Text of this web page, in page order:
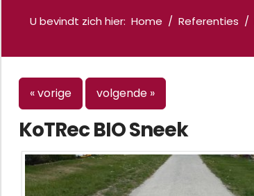
U bevindt zich hier: Home Referenties
« vorige volgende »
KoTRec BIO Sneek